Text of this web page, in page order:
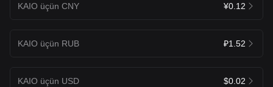
KAIO üçün CNY ¥0.12
KAIO üçün RUB ₽1.52
KAIO üçün USD $0.02